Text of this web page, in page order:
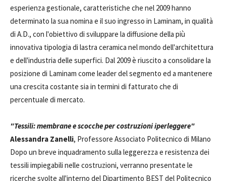
esperienza gestionale, caratteristiche che nel 2009 hanno
determinato la sua nomina e il suo ingresso in Laminam, in qualità
di A.D., con l'obiettivo di sviluppare la diffusione della più
innovativa tipologia di lastra ceramica nel mondo dell'architettura
e dell'industria delle superfici. Dal 2009 è riuscito a consolidare la
posizione di Laminam come leader del segmento ed a mantenere
una crescita costante sia in termini di fatturato che di
percentuale di mercato.
"Tessili: membrane e scocche per costruzioni iperleggere"
Alessandra Zanelli, Professore Associato Politecnico di Milano
Dopo un breve inquadramento sulla leggerezza e resistenza dei
tessili impiegabili nelle costruzioni, verranno presentate le
ricerche svolte all'interno del Dipartimento BEST del Politecnico